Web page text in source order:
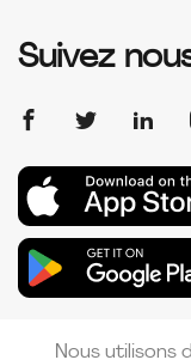
Suivez
Nous utilisons